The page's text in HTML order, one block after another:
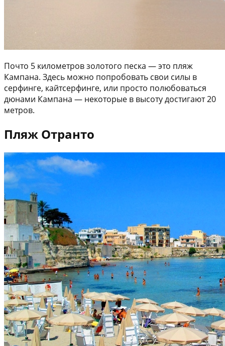
Почто 5 километров золотого песка — это пляж
Кампана. Здесь можно попробовать свои силы в
серфинге, кайтсерфинге, или просто полюбоваться
дюнами Кампана — некоторые в высоту достигают 20
метров.
Пляж Отранто